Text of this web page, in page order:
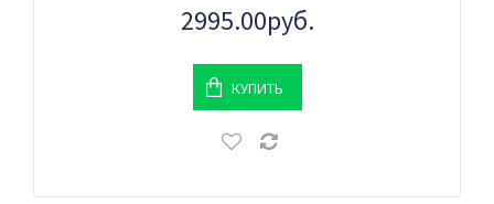
2995.00руб.
КУПИТЬ